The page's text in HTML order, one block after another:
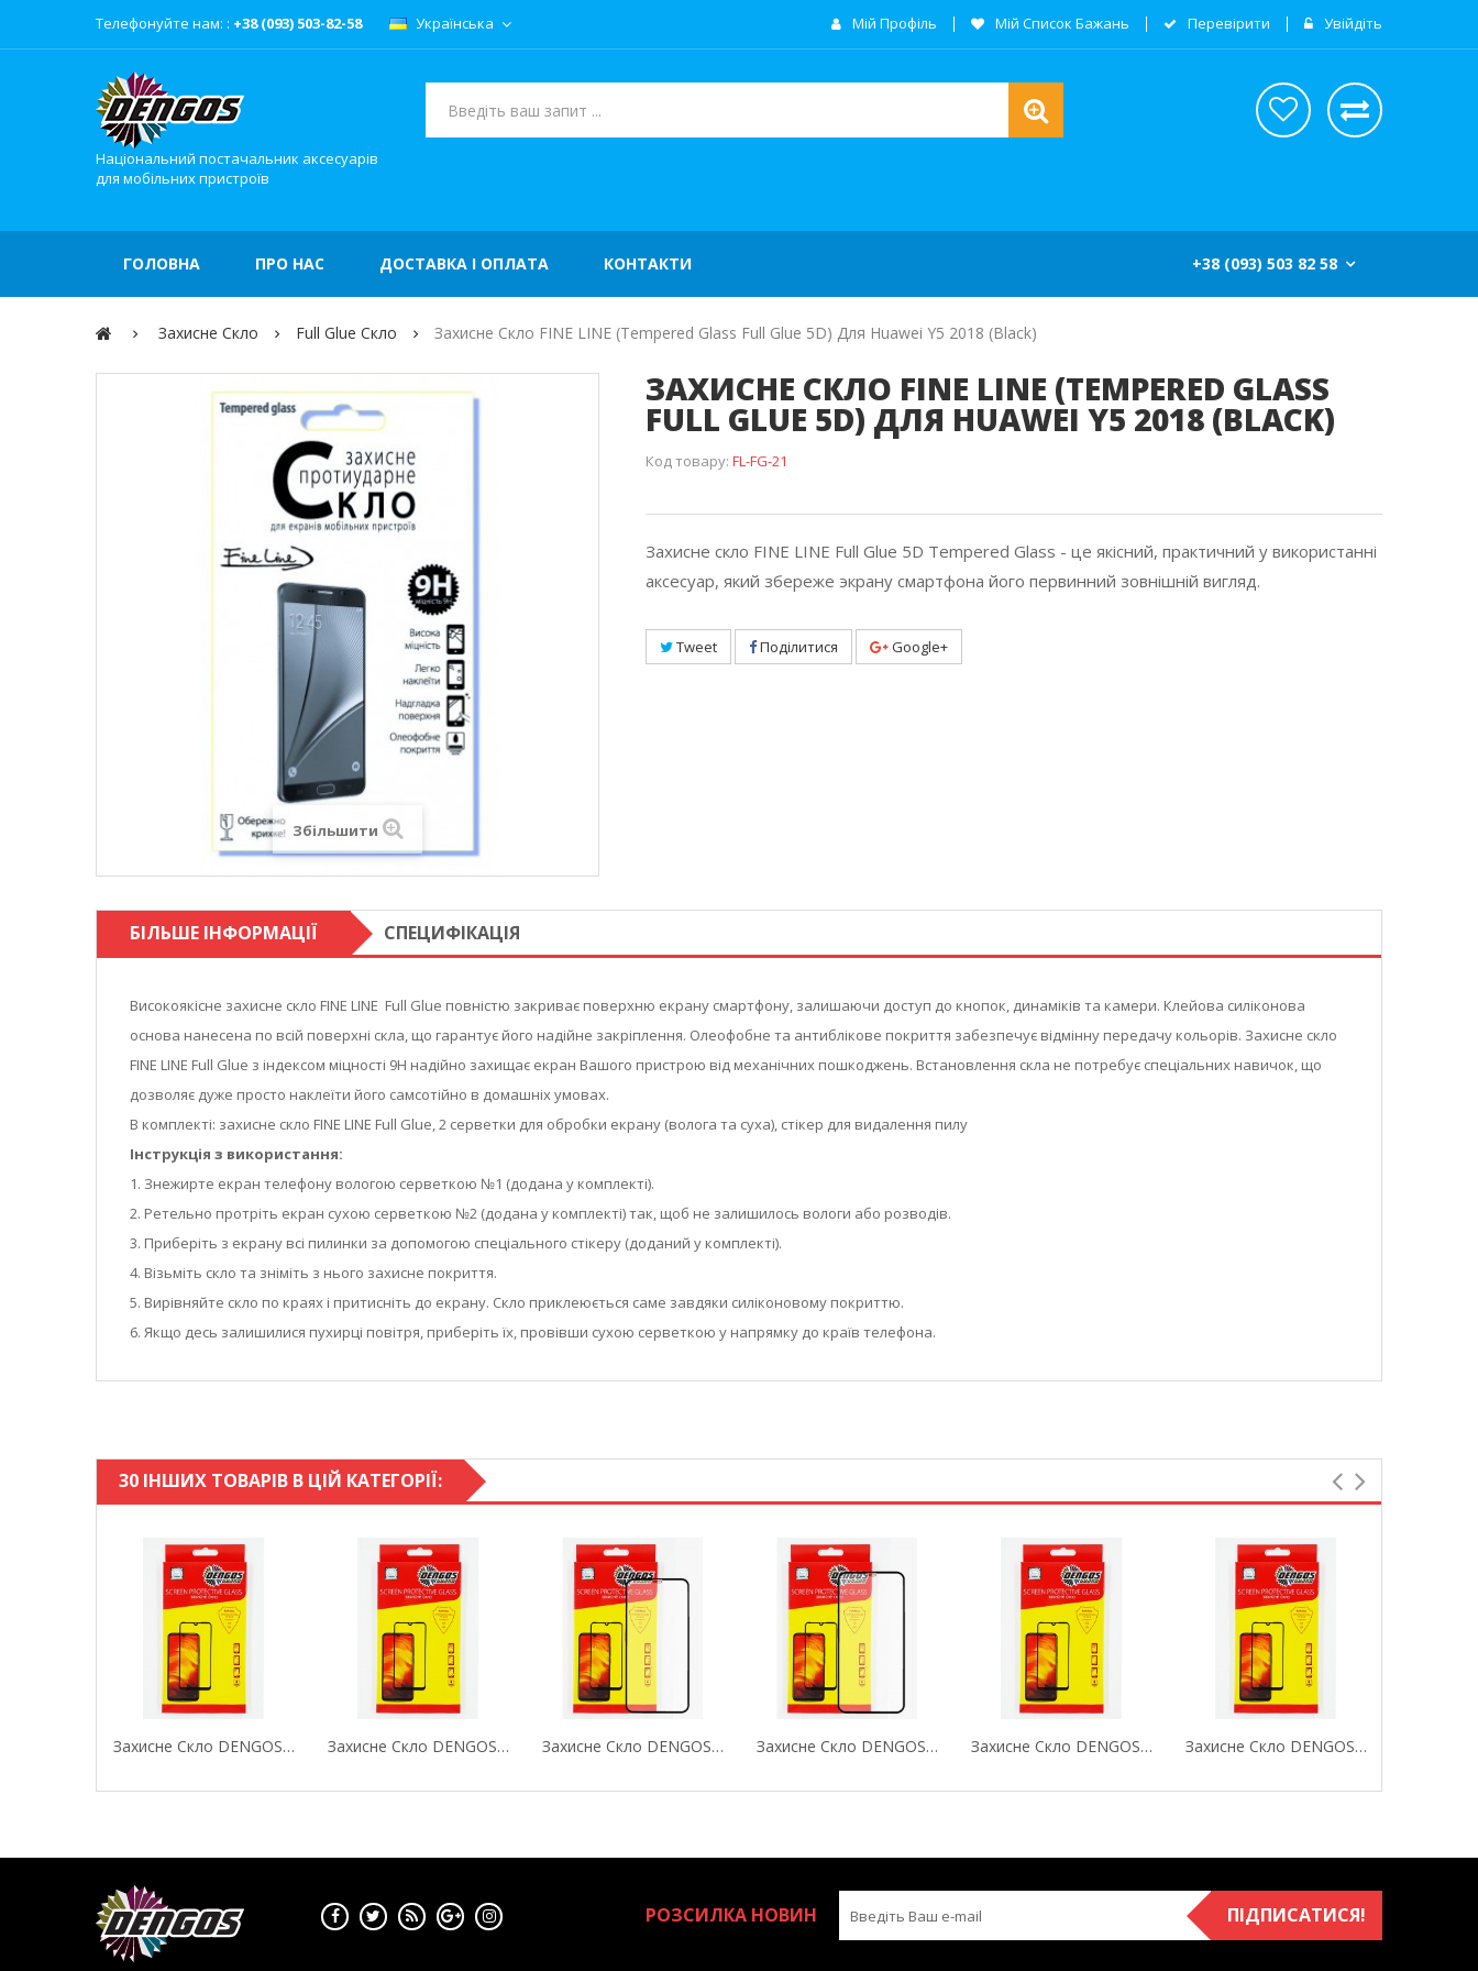
Телефонуйте нам: : +38 (093) 503-82-58 Мій Профіль Мій Список Бажань Перевірити Увійдіть
Українська
Національний постачальник аксесуарів
для мобільних пристроїв
ГОЛОВНА ПРО НАС ДОСТАВКА І ОПЛАТА КОНТАКТИ +38 (093) 503 82 58
Захисне Скло Full Glue Скло Захисне Скло FINE LINE (Tempered Glass Full Glue 5D) Для Huawei Y5 2018 (black)
Збільшити
ЗАХИСНЕ СКЛО FINE LINE (TEMPERED GLASS
FULL GLUE 5D) ДЛЯ HUAWEI Y5 2018 (BLACK)
Код товару: FL-FG-21
Захисне скло FINE LINE Full Glue 5D Tempered Glass - це якісний, практичний у використанні
аксесуар, який збереже экрану смартфона його первинний зовнішній вигляд.
Tweet Поділитися Google+
БІЛЬШЕ ІНФОРМАЦІЇ СПЕЦИФІКАЦІЯ
Високоякісне захисне скло FINE LINE Full Glue повністю закриває поверхню екрану смартфону, залишаючи доступ до кнопок, динаміків та камери. Клейова силіконова
основа нанесена по всій поверхні скла, що гарантує його надійне закріплення. Олеофобне та антиблікове покриття забезпечує відмінну передачу кольорів. Захисне скло
FINE LINE Full Glue з індексом міцності 9Н надійно захищає екран Вашого пристрою від механічних пошкоджень. Встановлення скла не потребує спеціальних навичок, що
дозволяє дуже просто наклеїти його самсотійно в домашніх умовах.
В комплекті: захисне скло FINE LINE Full Glue, 2 серветки для обробки екрану (волога та суха), стікер для видалення пилу
Інструкція з використання:
1. Знежирте екран телефону вологою серветкою №1 (додана у комплекті).
2. Ретельно протріть екран сухою серветкою №2 (додана у комплекті) так, щоб не залишилось вологи або розводів.
3. Приберіть з екрану всі пилинки за допомогою спеціального стікеру (доданий у комплекті).
4. Візьміть скло та зніміть з нього захисне покриття.
5. Вирівняйте скло по краях і притисніть до екрану. Скло приклеюється саме завдяки силіконовому покриттю.
6. Якщо десь залишилися пухирці повітря, приберіть їх, провівши сухою серветкою у напрямку до країв телефона.
30 ІНШИХ ТОВАРІВ В ЦІЙ КАТЕГОРІЇ:
Захисне Скло DENGOS (Tempered Glass Full Glue... Захисне Скло DENGOS (Tempered Glass Full Glue... Захисне Скло DENGOS (Tempered Glass Full Glue... Захисне Скло DENGOS (Tempered Glass Full Glue... Захисне Скло DENGOS (Tempered Glass Full Glue... Захисне Скло DENGOS (Tempered Glass Full Glue...
РОЗСИЛКА НОВИН ПІДПИСАТИСЯ!